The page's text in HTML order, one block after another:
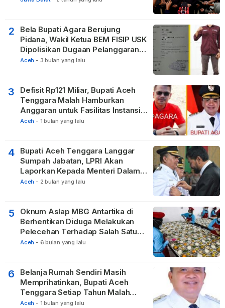
2
Bela Bupati Agara Berujung
Pidana, Wakil Ketua BEM FISIP USK
Dipolisikan Dugaan Pelanggaran
Privasi dan UU ITE
Aceh - 3 bulan yang lalu
3
Defisit Rp121 Miliar, Bupati Aceh
Tenggara Malah Hamburkan
Anggaran untuk Fasilitas Instansi
Vertikal
Aceh - 1 bulan yang lalu
4
Bupati Aceh Tenggara Langgar
Sumpah Jabatan, LPRI Akan
Laporkan Kepada Menteri Dalam
Negeri
Aceh - 2 bulan yang lalu
5
Oknum Aslap MBG Antartika di
Berhentikan Diduga Melakukan
Pelecehan Terhadap Salah Satu
Relawan
Aceh - 6 bulan yang lalu
6
Belanja Rumah Sendiri Masih
Memprihatinkan, Bupati Aceh
Tenggara Setiap Tahun Malah
Membangun Pasilitas Rumah
Aceh - 1 bulan yang lalu